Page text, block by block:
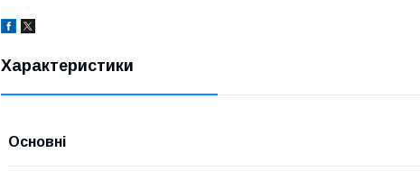
Характеристики
Основні